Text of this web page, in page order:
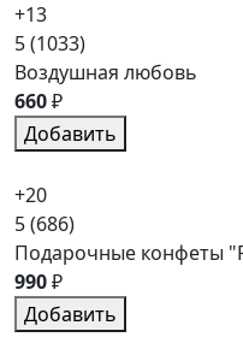
+13
5(1033)
Воздушная любовь
660₽
Добавить
+20
5(686)
Подарочные конфеты
990₽
Добавить